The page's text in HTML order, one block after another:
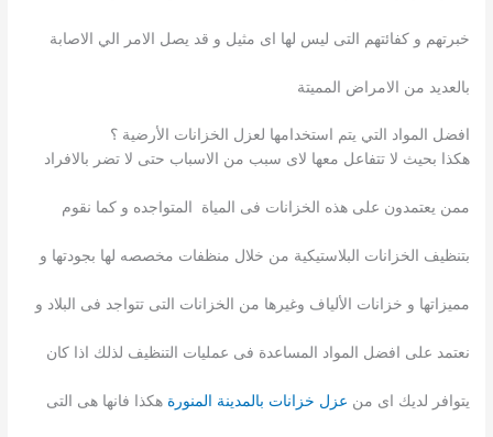
خبرتهم و كفائتهم التى ليس لها اى مثيل و قد يصل الامر الي الاصابة
بالعديد من الامراض المميتة
افضل المواد التي يتم استخدامها لعزل الخزانات الأرضية ؟
هكذا بحيث لا تتفاعل معها لاى سبب من الاسباب حتى لا تضر بالافراد
ممن يعتمدون على هذه الخزانات فى المياة المتواجده و كما نقوم
بتنظيف الخزانات البلاستيكية من خلال منظفات مخصصه لها بجودتها و
مميزاتها و خزانات الألياف وغيرها من الخزانات التى تتواجد فى البلاد و
نعتمد على افضل المواد المساعدة فى عمليات التنظيف لذلك اذا كان
يتوافر لديك اى من عزل خزانات بالمدينة المنورة هكذا فانها هى التى